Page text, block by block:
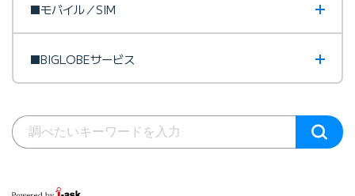
■モバイル／SIM
■BIGLOBEサービス